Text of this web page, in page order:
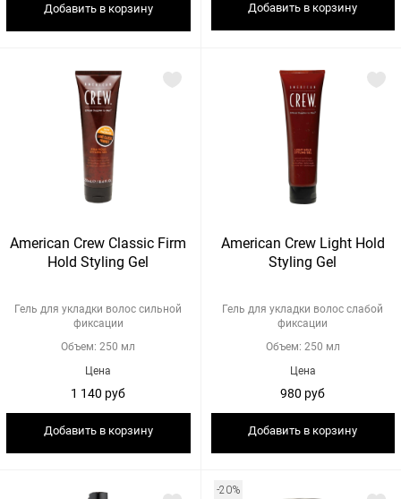
Добавить в корзину Добавить в корзину
American Crew Classic Firm
Hold Styling Gel
Гель для укладки волос сильной
фиксации
Объем: 250 мл
Цена
1 140 руб
Добавить в корзину
American Crew Light Hold
Styling Gel
Гель для укладки волос слабой
фиксации
Объем: 250 мл
Цена
980 руб
Добавить в корзину
-20%